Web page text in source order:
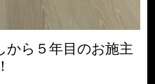
から５年目のお施主